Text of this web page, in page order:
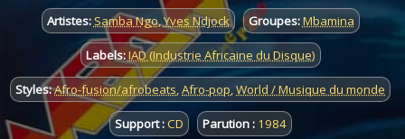
Artistes: Samba Ngo,Yves Ndjock Groupes:Mbamina
Labels:IAD (Industrie Africaine du Disque)
Styles:Afro-fusion/afrobeats,Afro-pop,World / Musique du monde
Support :CD Parution : 1984